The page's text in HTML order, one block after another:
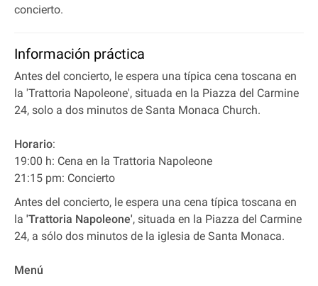
concierto.
Información práctica
Antes del concierto, le espera una típica cena toscana en
la 'Trattoria Napoleone', situada en la Piazza del Carmine
24, solo a dos minutos de Santa Monaca Church.
Horario:
19:00 h: Cena en la Trattoria Napoleone
21:15 pm: Concierto
Antes del concierto, le espera una cena típica toscana en
la 'Trattoria Napoleone', situada en la Piazza del Carmine
24, a sólo dos minutos de la iglesia de Santa Monaca.
Menú